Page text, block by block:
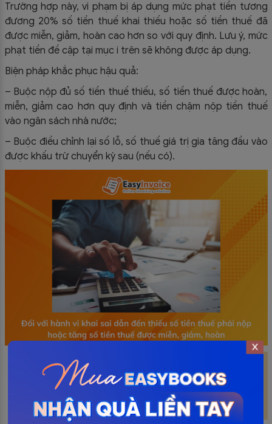
Trường hợp này, vi phạm bị áp dụng mức phạt tiền tương
đương 20% số tiền thuế khai thiếu hoặc số tiền thuế đã
được miễn, giảm, hoàn cao hơn so với quy định. Lưu ý, mức
phạt tiền đề cập tại mục i trên sẽ không được áp dụng.
Biện pháp khắc phục hậu quả:
– Buộc nộp đủ số tiền thuế thiếu, số tiền thuế được hoàn,
miễn, giảm cao hơn quy định và tiền chậm nộp tiền thuế
vào ngân sách nhà nước;
– Buộc điều chỉnh lại số lỗ, số thuế giá trị gia tăng đầu vào
được khấu trừ chuyển kỳ sau (nếu có).
Có thể bạn quan tâm:Doanh Nghiệp Tổ Chức
Làm Thêm Giờ 2024 Có Phải Thông Báo Cho Cơ
Quan Nhà Nước?